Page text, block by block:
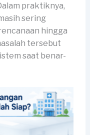
praktiknya,
sering
hingga
tersebut
saat benar-